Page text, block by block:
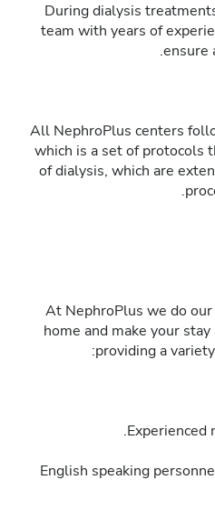
During dialysis
team with years of
ensure
All NephroPlus centers
which is a set of protocols
of dialysis, which are
At NephroPlus we do
home and make your
providing a
• English speaking